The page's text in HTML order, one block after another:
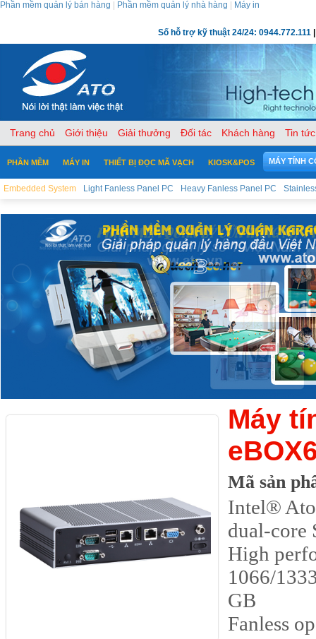
Phần mềm quản lý bán hàng Phần mềm quản lý nhà hàng Máy in
Số hỗ trợ kỹ thuật 24/24: 0944.772.111
Trang chủ Giới thiệu Giải thưởng Đối tác Khách hàng Tin tức
PHẦN MỀM MÁY IN THIẾT BỊ ĐỌC MÃ VẠCH KIOSK&POS MÁY TÍNH
Embedded System Light Fanless Panel PC Heavy Fanless Panel PC
Máy
Mã sản
Intel®
dual-core
High
1066/
GB
Fanless